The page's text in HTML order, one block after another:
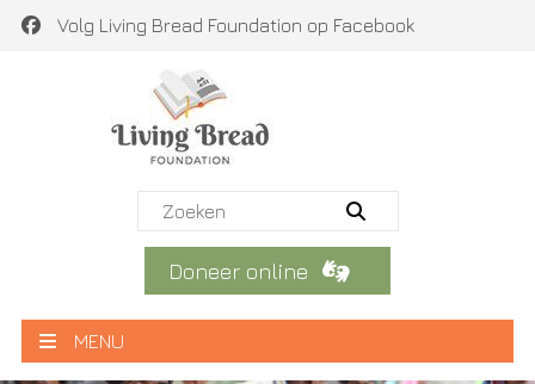
Volg Living Bread Foundation op Facebook
Doneer online
MENU